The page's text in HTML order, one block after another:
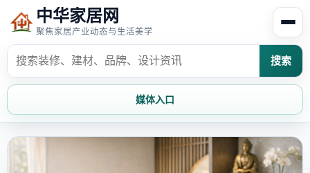
中华家居网
聚焦家居产业动态与生活美学
搜索
媒体入口
家居资讯